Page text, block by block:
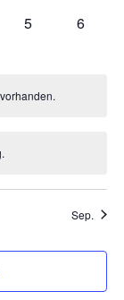
0
5
0
6
Sep.